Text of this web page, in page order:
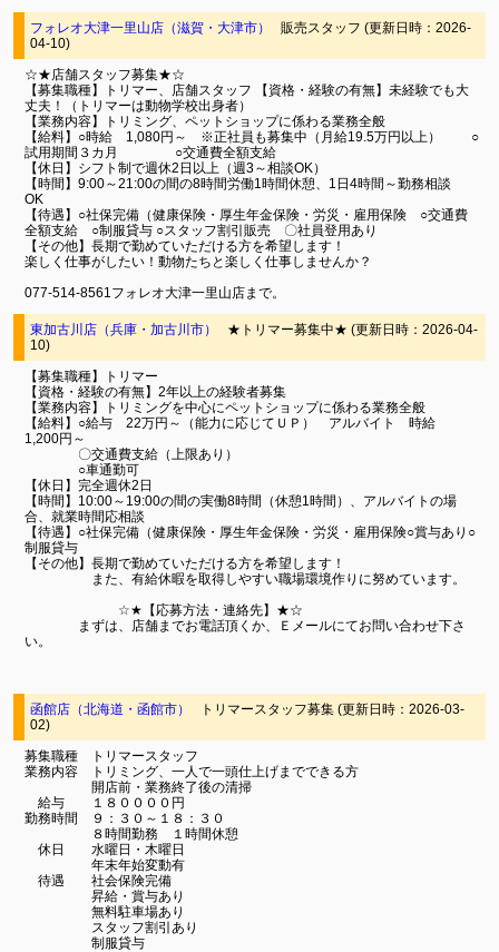
フォレオ大津一里山店（滋賀・大津市）
販売スタッフ (更新日時：2026-
04-10)
☆★店舗スタッフ募集★☆
【募集職種】トリマー、店舗スタッフ 【資格・経験の有無】未経験でも大
丈夫！（トリマーは動物学校出身者）
【業務内容】トリミング、ペットショップに係わる業務全般
【給料】○時給 1,080円～ ※正社員も募集中（月給19.5万円以上） ○
試用期間３カ月 ○交通費全額支給
【休日】シフト制で週休2日以上（週3～相談OK）
【時間】9:00～21:00の間の8時間労働1時間休憩、1日4時間～勤務相談
OK
【待遇】○社保完備（健康保険・厚生年金保険・労災・雇用保険 ○交通費
全額支給 ○制服貸与 ○スタッフ割引販売 〇社員登用あり
【その他】長期で勤めていただける方を希望します！
楽しく仕事がしたい！動物たちと楽しく仕事しませんか？
077-514-8561フォレオ大津一里山店まで。
東加古川店（兵庫・加古川市）
★トリマー募集中★ (更新日時：2026-04-
10)
【募集職種】トリマー
【資格・経験の有無】2年以上の経験者募集
【業務内容】トリミングを中心にペットショップに係わる業務全般
【給料】○給与 22万円～（能力に応じてＵＰ） アルバイト 時給
1,200円～
〇交通費支給（上限あり）
○車通勤可
【休日】完全週休2日
【時間】10:00～19:00の間の実働8時間（休憩1時間）、アルバイトの場
合、就業時間応相談
【待遇】○社保完備（健康保険・厚生年金保険・労災・雇用保険○賞与あり○
制服貸与
【その他】長期で勤めていただける方を希望します！
また、有給休暇を取得しやすい職場環境作りに努めています。
☆★【応募方法・連絡先】★☆
まずは、店舗までお電話頂くか、Ｅメールにてお問い合わせ下さ
い。
函館店（北海道・函館市）
トリマースタッフ募集 (更新日時：2026-03-
02)
募集職種 トリマースタッフ
業務内容 トリミング、一人で一頭仕上げまでできる方
開店前・業務終了後の清掃
給与 １８００００円
勤務時間 ９：３０～１８：３０
８時間勤務 １時間休憩
休日 水曜日・木曜日
年末年始変動有
待遇 社会保険完備
昇給・賞与あり
無料駐車場あり
スタッフ割引あり
制服貸与